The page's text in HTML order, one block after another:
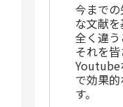
今まで
な文献
全く違う
それを
Youtube
で効果
す。